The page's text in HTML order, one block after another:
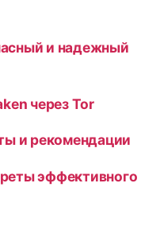
и надежный
через Tor
и рекомендации
эффективного